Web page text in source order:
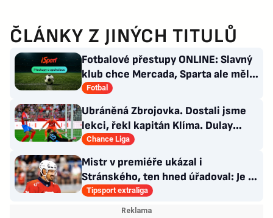
ČLÁNKY Z JINÝCH TITULŮ
Fotbalové přestupy ONLINE: Slavný
klub chce Mercada, Sparta ale měla
nabídku odmítnout
Fotbal
Ubráněná Zbrojovka. Dostali jsme
lekci, řekl kapitán Klíma. Dulay
překonal kamaráda
Chance Liga
Mistr v premiéře ukázal i
Stránského, ten hned úřadoval: Je to
pro mě úplně nové…
Tipsport extraliga